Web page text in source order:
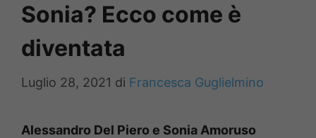
Sonia? Ecco come è
diventata
Luglio 28, 2021 di Francesca Guglielmino
Alessandro Del Piero e Sonia Amoruso